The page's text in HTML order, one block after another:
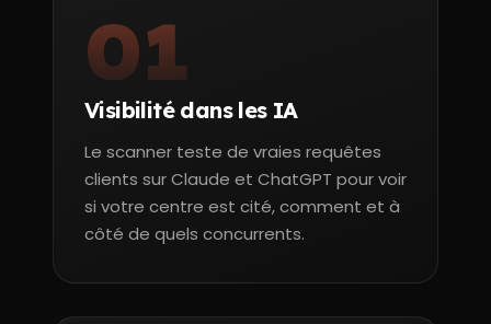
01
Visibilité dans les IA
Le scanner teste de vraies requêtes
clients sur Claude et ChatGPT pour voir
si votre centre est cité, comment et à
côté de quels concurrents.